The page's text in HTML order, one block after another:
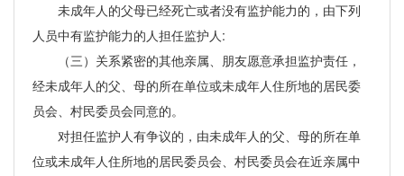
未成年人的父母已经死亡或者没有监护能力的，由下列
人员中有监护能力的人担任监护人:
（三）关系紧密的其他亲属、朋友愿意承担监护责任，
经未成年人的父、母的所在单位或未成年人住所地的居民委
员会、村民委员会同意的。
对担任监护人有争议的，由未成年人的父、母的所在单
位或未成年人住所地的居民委员会、村民委员会在近亲属中